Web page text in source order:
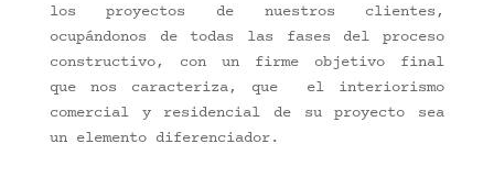
los proyectos de nuestros clientes,
ocupándonos de todas las fases del proceso
constructivo, con un firme objetivo final
que nos caracteriza, que el interiorismo
comercial y residencial de su proyecto sea
un elemento diferenciador.